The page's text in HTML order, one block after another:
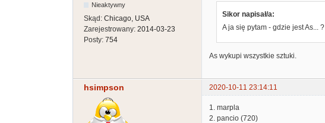
Nieaktywny
Skąd: Chicago, USA
Zarejestrowany: 2014-03-23
Posty: 754
Sikor napisał/a:
A ja się pytam - gdzie jest As... ?
As wykupi wszystkie sztuki.
hsimpson 2020-10-11 23:14:11
1. marpla
2. pancio (720)